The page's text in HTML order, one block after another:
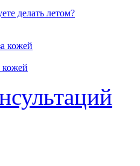
делать летом?
кожей
кожей